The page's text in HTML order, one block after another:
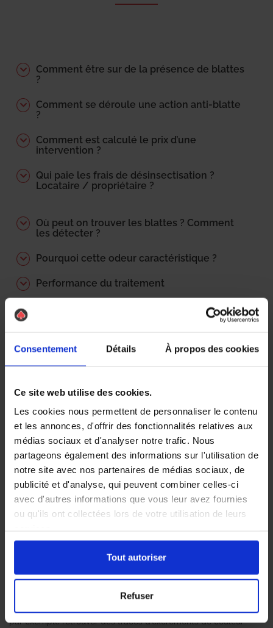
Consentement Détails À propos des cookies
Ce site web utilise des cookies.
Les cookies nous permettent de personnaliser le contenu
et les annonces, d'offrir des fonctionnalités relatives aux
médias sociaux et d'analyser notre trafic. Nous
partageons également des informations sur l'utilisation de
notre site avec nos partenaires de médias sociaux, de
publicité et d'analyse, qui peuvent combiner celles-ci
avec d'autres informations que vous leur avez fournies
ou qu'ils ont collectées lors de votre utilisation de leurs
Tout autoriser
Refuser
Comment être sur de la présence de blattes
?
Comment se déroule une action anti-blatte
?
Comment est calculé le prix d’une
intervention ?
Qui paie les frais de désinsectisation ?
Locataire / propriétaire ?
Où peut on trouver les blattes ? Comment
les détecter ?
Pourquoi cette odeur caractéristique ?
Performance du traitement
Quels sont les délais d’intervention ?
Parmi les nuisibles les plus redoutés, les cafards occupent
sans aucun doute la première place. En effet, leur présence
ces insectes à la saleté, à l’insalubrité. C’est certes vrai, mais il
entretenus, rangés car ils sont attirés par la nourriture et les
lieux chauds, humides. C’est pour cela qu’on les retrouve
principalement dans les cuisines et les salles de bains. Si vous
êtes dans cette situation, rassurez-vous, il est possible
d’éliminer durablement ces insectes. A Lille, notre équipe vous
accompagne dans cette tâche et vous propose un traitement
DE PRÉDILECTION DE CES INSECTES
Vivant la nuit, les cafards restent souvent (bien) cachés en
journée. Néanmoins, il existe des signes permettant de
par exemple retrouver des traces d’excréments de couleur